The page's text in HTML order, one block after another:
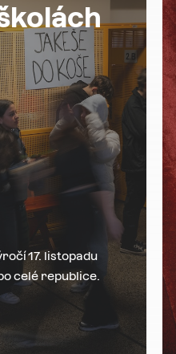
17. listopadu
celé republice.